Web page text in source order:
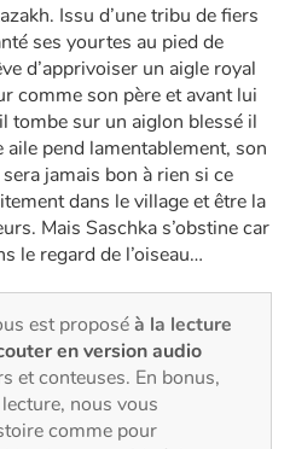
Issu d’une tribu de fiers
ses yourtes au pied de
d’apprivoiser un aigle royal
comme son père et avant lui
tombe sur un aiglon blessé il
pend lamentablement, son
jamais bon à rien si ce
dans le village et être la
Mais Saschka s’obstine car
le regard de l’oiseau…
est proposéà la lecture
en version audio
et conteuses. En bonus,
nous vous
comme pour